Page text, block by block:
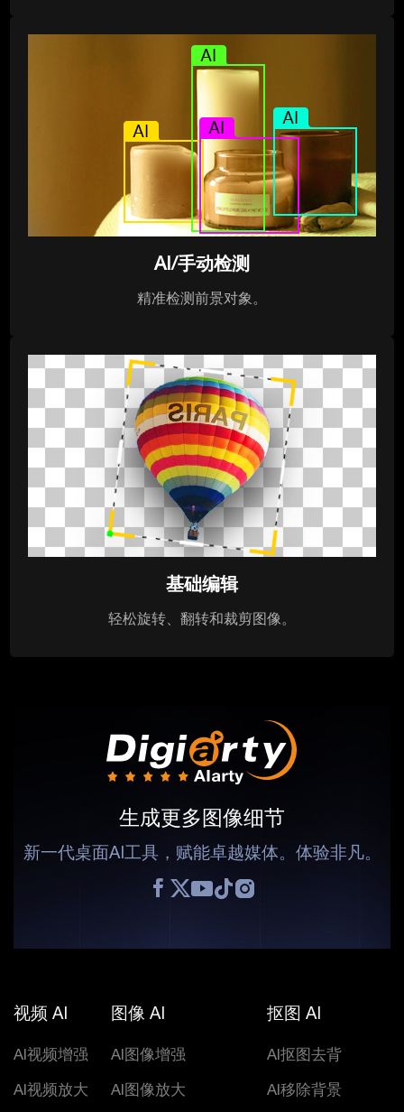
AI/手动检测
精准检测前景对象。
基础编辑
轻松旋转、翻转和裁剪图像。
生成更多图像细节
新一代桌面AI工具，赋能卓越媒体。体验非凡。
视频 AI
AI视频增强
AI视频放大
图像 AI
AI图像增强
AI图像放大
抠图 AI
AI抠图去背
AI移除背景